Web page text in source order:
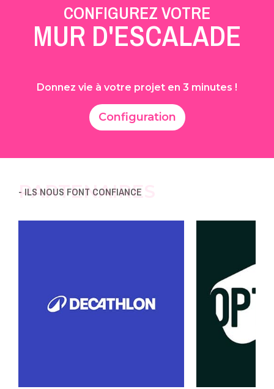
CONFIGUREZ VOTRE
MUR D'ESCALADE
Donnez vie à votre projet en 3 minutes !
Configuration
- ILS NOUS FONT CONFIANCE
PARTENAIRES